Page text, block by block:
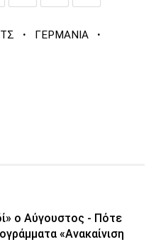
· ΓΕΡΜΑΝΙΑ ·
ο Αύγουστος - Πότε
«Ανακαίνιση